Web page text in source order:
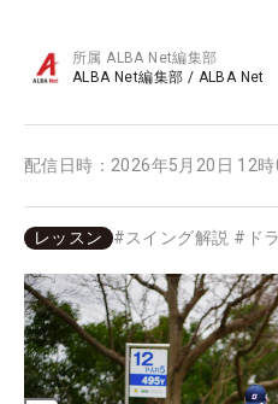
所属ALBA Net編集部
ALBA Net編集部 / ALBA Net
配信日時： 2026年5月20日 12時
レッスン #スイング解説 # ド